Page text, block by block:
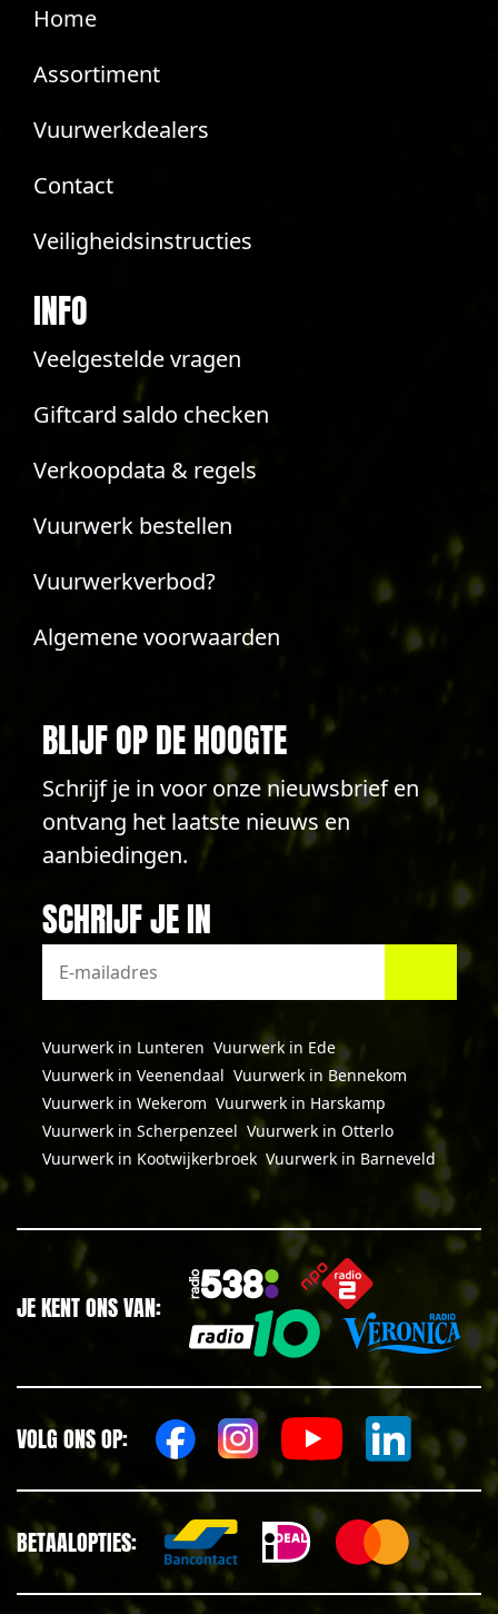
Home
Assortiment
Vuurwerkdealers
Contact
Veiligheidsinstructies
INFO
Veelgestelde vragen
Giftcard saldo checken
Verkoopdata & regels
Vuurwerk bestellen
Vuurwerkverbod?
Algemene voorwaarden
BLIJF OP DE HOOGTE
Schrijf je in voor onze nieuwsbrief en
ontvang het laatste nieuws en
aanbiedingen.
SCHRIJF JE IN
Vuurwerk in Lunteren Vuurwerk in Ede
Vuurwerk in Veenendaal Vuurwerk in Bennekom
Vuurwerk in Wekerom Vuurwerk in Harskamp
Vuurwerk in Scherpenzeel Vuurwerk in Otterlo
Vuurwerk in Kootwijkerbroek Vuurwerk in Barneveld
JE KENT ONS VAN:
VOLG ONS OP:
BETAALOPTIES: